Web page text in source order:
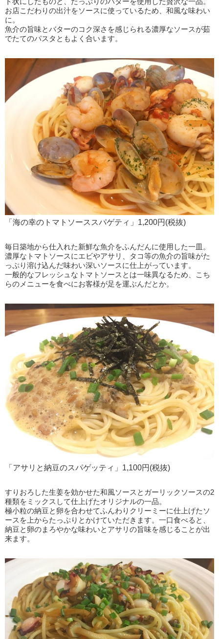
お店こだわりの出汁をソースに使っているため、和風な味わい
に。
魚介の旨味とバターのコク深さを感じられる濃厚なソースが茹
でたてのパスタともよく合います。
「海の幸のトマトソーススパゲティ」1,200円(税抜)
毎日築地から仕入れた新鮮な魚介をふんだんに使用した一皿。
濃厚なトマトソースにエビやアサリ、タコ等の魚介の旨味がた
っぷり溶け込んだ味わい深いソースに仕上がっています。
一般的なフレッシュなトマトソースとは一味異なるため、こち
らのメニューを食べにお客様が足を運ぶんだとか。
「アサリと納豆のスパゲッティ」1,100円(税抜)
すりおろした生姜を効かせた和風ソースとガーリックソースの2
種類をミックスして仕上げたオリジナルの一品。
極小粒の納豆と卵を合わせてふんわりクリーミーに仕上げたソ
ースを上からたっぷりとかけていただきます。一口食べると、
納豆と卵のまろやかな味わいとアサリの旨味を感じることが出
来ます。